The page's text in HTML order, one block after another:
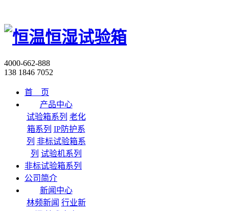
4000-662-888
138 1846 7052
首 页
产品中心
试验箱系列 老化
箱系列 IP防护系
列 非标试验箱系
列 试验机系列
非标试验箱系列
公司简介
新闻中心
林频新闻 行业新